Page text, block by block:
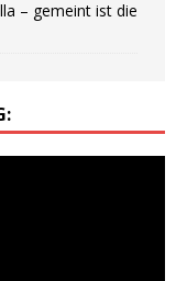
– gemeint ist die